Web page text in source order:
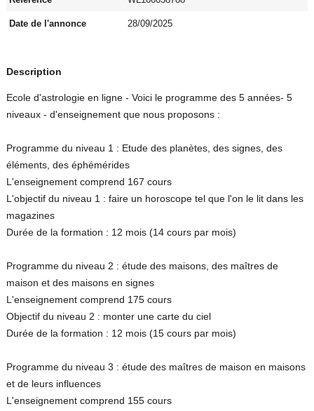
Date de l'annonce 28/09/2025
Description
Ecole d'astrologie en ligne - Voici le programme des 5 années- 5
niveaux - d'enseignement que nous proposons :
Programme du niveau 1 : Etude des planètes, des signes, des
éléments, des éphémérides
L'enseignement comprend 167 cours
L'objectif du niveau 1 : faire un horoscope tel que l'on le lit dans les
magazines
Durée de la formation : 12 mois (14 cours par mois)
Programme du niveau 2 : étude des maisons, des maîtres de
maison et des maisons en signes
L'enseignement comprend 175 cours
Objectif du niveau 2 : monter une carte du ciel
Durée de la formation : 12 mois (15 cours par mois)
Programme du niveau 3 : étude des maîtres de maison en maisons
et de leurs influences
L'enseignement comprend 155 cours